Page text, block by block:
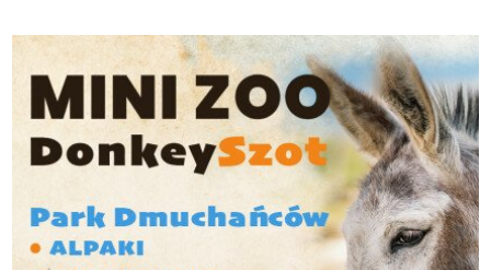
WIADOMOŚCI Z LASU
STUDIO SUPERPORTALU
KONTAKT
REDAKCJA